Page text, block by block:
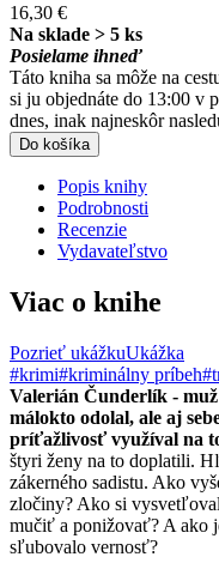
16,30 €
Na sklade > 5 ks
Posielame ihneď
Táto kniha sa môže na
si ju objednáte do 13:00 v
dnes, inak najneskôr
Do košíka
Popis knihy
Podrobnosti
Recenzie
Vydavateľstvo
Viac o knihe
Pozrieť ukážkuUkážka
#krimi#kriminálny príbeh
Valerián Čunderlík -
málokto odolal, ale aj
príťažlivosť využíval na
štyri ženy na to doplatili.
zákerného sadistu. Ako
zločiny? Ako si
mučiť a ponižovať? A ako
sľubovalo vernosť?